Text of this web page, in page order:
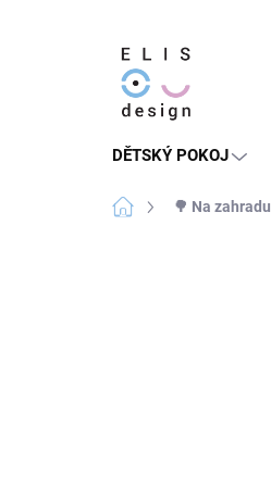
DĚTSKÝ POKOJ
Domů 🌳 Na zahradu